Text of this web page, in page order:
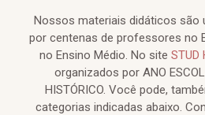
Nossos materiais didáticos são
por centenas de professores no
no Ensino Médio. No site STUD
organizados por ANO
HISTÓRICO. Você pode,
categorias indicadas abaixo.